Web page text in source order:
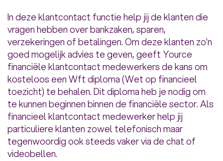
In deze klantcontact functie help jij de klanten die
vragen hebben over bankzaken, sparen,
verzekeringen of betalingen. Om deze klanten zo’n
goed mogelijk advies te geven, geeft Yource
financiële klantcontact medewerkers de kans om
kosteloos een Wft diploma (Wet op financieel
toezicht) te behalen. Dit diploma heb je nodig om
te kunnen beginnen binnen de financiële sector. Als
financieel klantcontact medewerker help jij
particuliere klanten zowel telefonisch maar
tegenwoordig ook steeds vaker via de chat of
videobellen.